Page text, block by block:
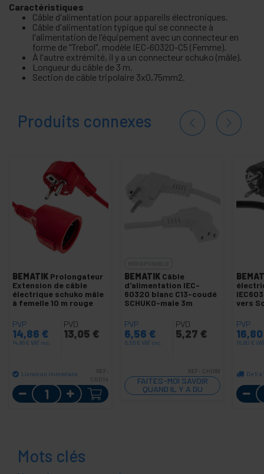
Caractéristiques
Câble d'alimentation pour appareils électroniques.
Câble d'alimentation typique qui se connecte à
l'alimentation de l'équipement avec un connecteur en
forme de "Trebol", modèle IEC-60320-C5 (Femme).
À l'autre extrémité, il y a un connecteur schuko (mâle).
Longueur du câble de 3 m.
Section de câble tripolaire 3x0,75mm2.
Produits connexes
BEMATIK Prolongateur
Extension de câble
électrique schuko mâle
à femelle 10 m rouge
PVP
14,86 €
14,86 € VAT inc.
PVD
13,05 €
Livraison immédiate
REF:
CG014
Quantité
BEMATIK Câble
d'alimentation IEC-
60320 blanc C13-coudé
SCHUKO-male 3m
PVP
6,56 €
6,56 € VAT inc.
PVD
5,27 €
REF: CH088
FAITES-MOI SAVOIR
QUAND IL Y A DU
STOCK
vers
PVP
16,80 €
De 5
Mots clés